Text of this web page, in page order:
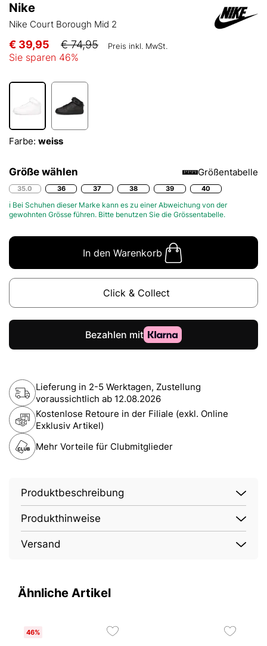
Nike
Nike Court Borough Mid 2
€ 39,95 € 74,95 Preis inkl. MwSt.
Sie sparen 46%
Farbe: weiss
Größe wählen Größentabelle
35.0 36 37 38 39 40
ℹ Bei Schuhen dieser Marke kann es zu einer Abweichung von der
gewohnten Grösse führen. Bitte benutzen Sie die Grössentabelle.
In den Warenkorb
Click & Collect
Lieferung in 2-5 Werktagen, Zustellung
voraussichtlich ab 12.08.2026
Kostenlose Retoure in der Filiale (exkl. Online
Exklusiv Artikel)
Mehr Vorteile für Clubmitglieder
Produktbeschreibung
Produkthinweise
Versand
Ähnliche Artikel
46%